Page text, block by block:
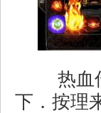
热血
下．按理